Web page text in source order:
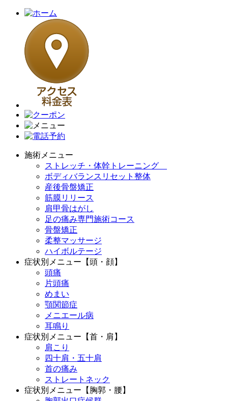
施術メニュー
ストレッチ・体幹トレーニング
ボディバランスリセット整体
産後骨盤矯正
筋膜リリース
肩甲骨はがし
足の痛み専門施術コース
骨盤矯正
柔整マッサージ
ハイボルテージ
症状別メニュー【頭・顔】
頭痛
片頭痛
めまい
顎関節症
メニエール病
耳鳴り
症状別メニュー【首・肩】
肩こり
四十肩・五十肩
首の痛み
ストレートネック
症状別メニュー【胸郭・腰】